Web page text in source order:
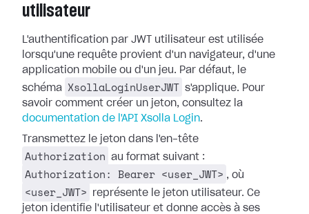
utilisateur
L'authentification par JWT utilisateur est utilisée
lorsqu'une requête provient d'un navigateur, d'une
application mobile ou d'un jeu. Par défaut, le
schéma
XsollaLoginUserJWT s'applique. Pour
savoir comment créer un jeton, consultez la
documentation de l'API Xsolla Login.
Transmettez le jeton dans l'en-tête
Authorization au format suivant :
Authorization: Bearer <user_JWT> , où
<user_JWT>
représente le jeton utilisateur. Ce
jeton identifie l'utilisateur et donne accès à ses